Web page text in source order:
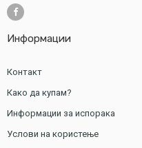
Информации
Контакт
Како да купам?
Информации за испорака
Услови на користење